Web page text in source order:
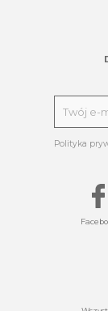
Polityka